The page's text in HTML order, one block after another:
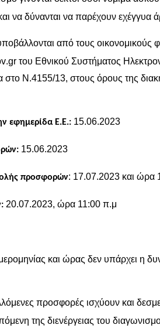
να δύνανται να παρέχουν εχέγγυα
από τους οικονομικούς
.gr του Εθνικού Συστήματος
Ν.4155/13, στους όρους της
εφημερίδα Ε.Ε.: 15.06.2023
15.06.2023
προσφορών: 17.07.2023 και ώρα
20.07.2023, ώρα 11:00 π.μ
και ώρας δεν υπάρχει η
προσφορές ισχύουν και
της διενέργειας του